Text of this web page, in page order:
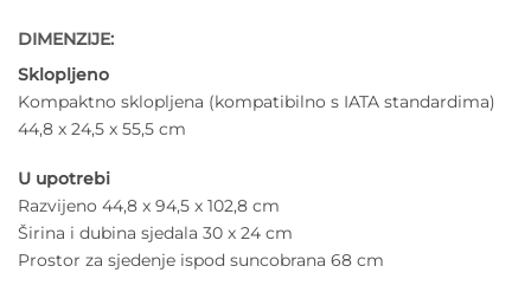
DIMENZIJE:
Sklopljeno
Kompaktno sklopljena (kompatibilno s IATA standardima)
44,8 x 24,5 x 55,5 cm
U upotrebi
Razvijeno 44,8 x 94,5 x 102,8 cm
Širina i dubina sjedala 30 x 24 cm
Prostor za sjedenje ispod suncobrana 68 cm